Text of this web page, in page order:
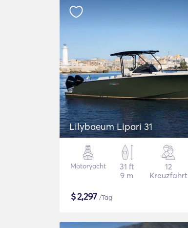
Lilybaeum Lipari 31
Motoryacht
31 ft
9 m
12
Kreuzfahrt
$2,297 /Tag